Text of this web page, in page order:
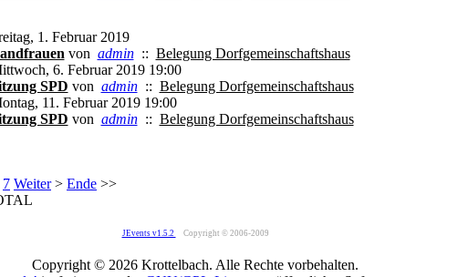
1. Februar 2019
von admin:: Belegung Dorfgemeinschaftshaus
6. Februar 2019 19:00
SPD von admin:: Belegung Dorfgemeinschaftshaus
11. Februar 2019 19:00
SPD von admin:: Belegung Dorfgemeinschaftshaus
7 Weiter> Ende >>
JEvents v1.5.2 Copyright © 2006-2009
Copyright © 2026 Krottelbach. Alle Rechte vorbehalten.